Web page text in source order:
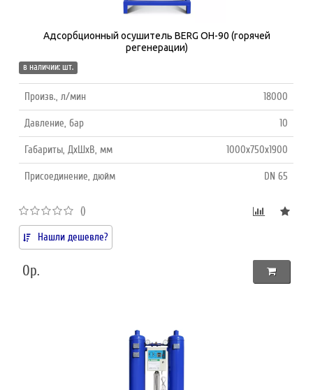
Адсорбционный осушитель BERG ОH-90 (горячей
регенерации)
в наличии: шт.
Произв., л/мин 18000
Давление, бар 10
Габариты, ДхШхВ, мм 1000х750х1900
Присоединение, дюйм DN 65
()
Нашли дешевле?
0р.